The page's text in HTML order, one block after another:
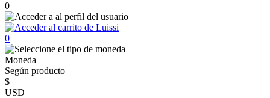
0
0
Moneda
Según producto
$
USD